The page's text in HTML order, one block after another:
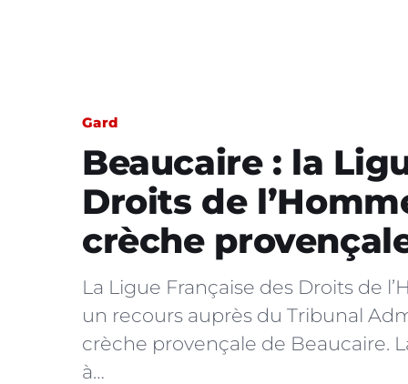
Gard
Beaucaire : la
Droits de
crèche
La Ligue Française des Droits de
un recours auprès du Tribunal
crèche provençale de Beaucaire.
à…